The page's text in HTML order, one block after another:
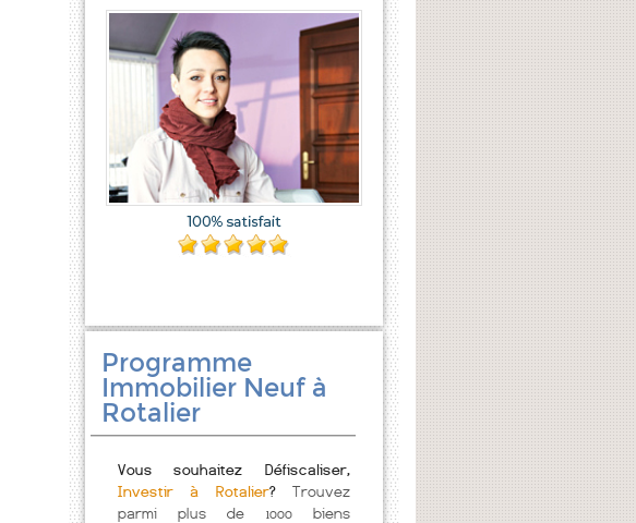
Programme
Immobilier Neuf à
Rotalier
Vous souhaitez Défiscaliser,
Investir à Rotalier?Trouvez
parmi plus de 1000 biens